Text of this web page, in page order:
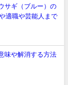
サギ（ブルー）の
適職や芸能人まで
味や解消する方法